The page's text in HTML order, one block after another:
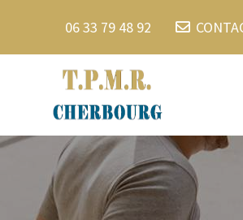
06 33 79 48 92